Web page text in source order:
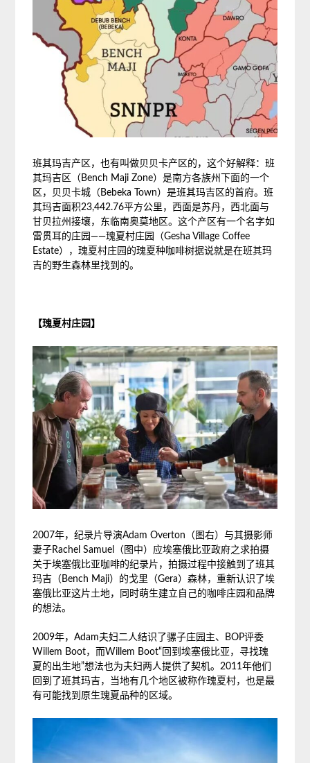
班其玛吉产区，也有叫做贝贝卡产区的，这个好解释：班
其玛吉区（Bench Maji Zone）是南方各族州下面的一个
区，贝贝卡城（Bebeka Town）是班其玛吉区的首府。班
其玛吉面积23,442.76平方公里，西面是苏丹，西北面与
甘贝拉州接壤，东临南奥莫地区。这个产区有一个名字如
雷贯耳的庄园——瑰夏村庄园（Gesha Village Coffee
Estate），瑰夏村庄园的瑰夏种咖啡树据说就是在班其玛
吉的野生森林里找到的。
【瑰夏村庄园】
2007年，纪录片导演Adam Overton（图右）与其摄影师
妻子Rachel Samuel（图中）应埃塞俄比亚政府之求拍摄
关于埃塞俄比亚咖啡的纪录片，拍摄过程中接触到了班其
玛吉（Bench Maji）的戈里（Gera）森林，重新认识了埃
塞俄比亚这片土地，同时萌生建立自己的咖啡庄园和品牌
的想法。
2009年，Adam夫妇二人结识了骡子庄园主、BOP评委
Willem Boot，而Willem Boot“回到埃塞俄比亚，寻找瑰
夏的出生地”想法也为夫妇两人提供了契机。2011年他们
回到了班其玛吉，当地有几个地区被称作瑰夏村，也是最
有可能找到原生瑰夏品种的区域。